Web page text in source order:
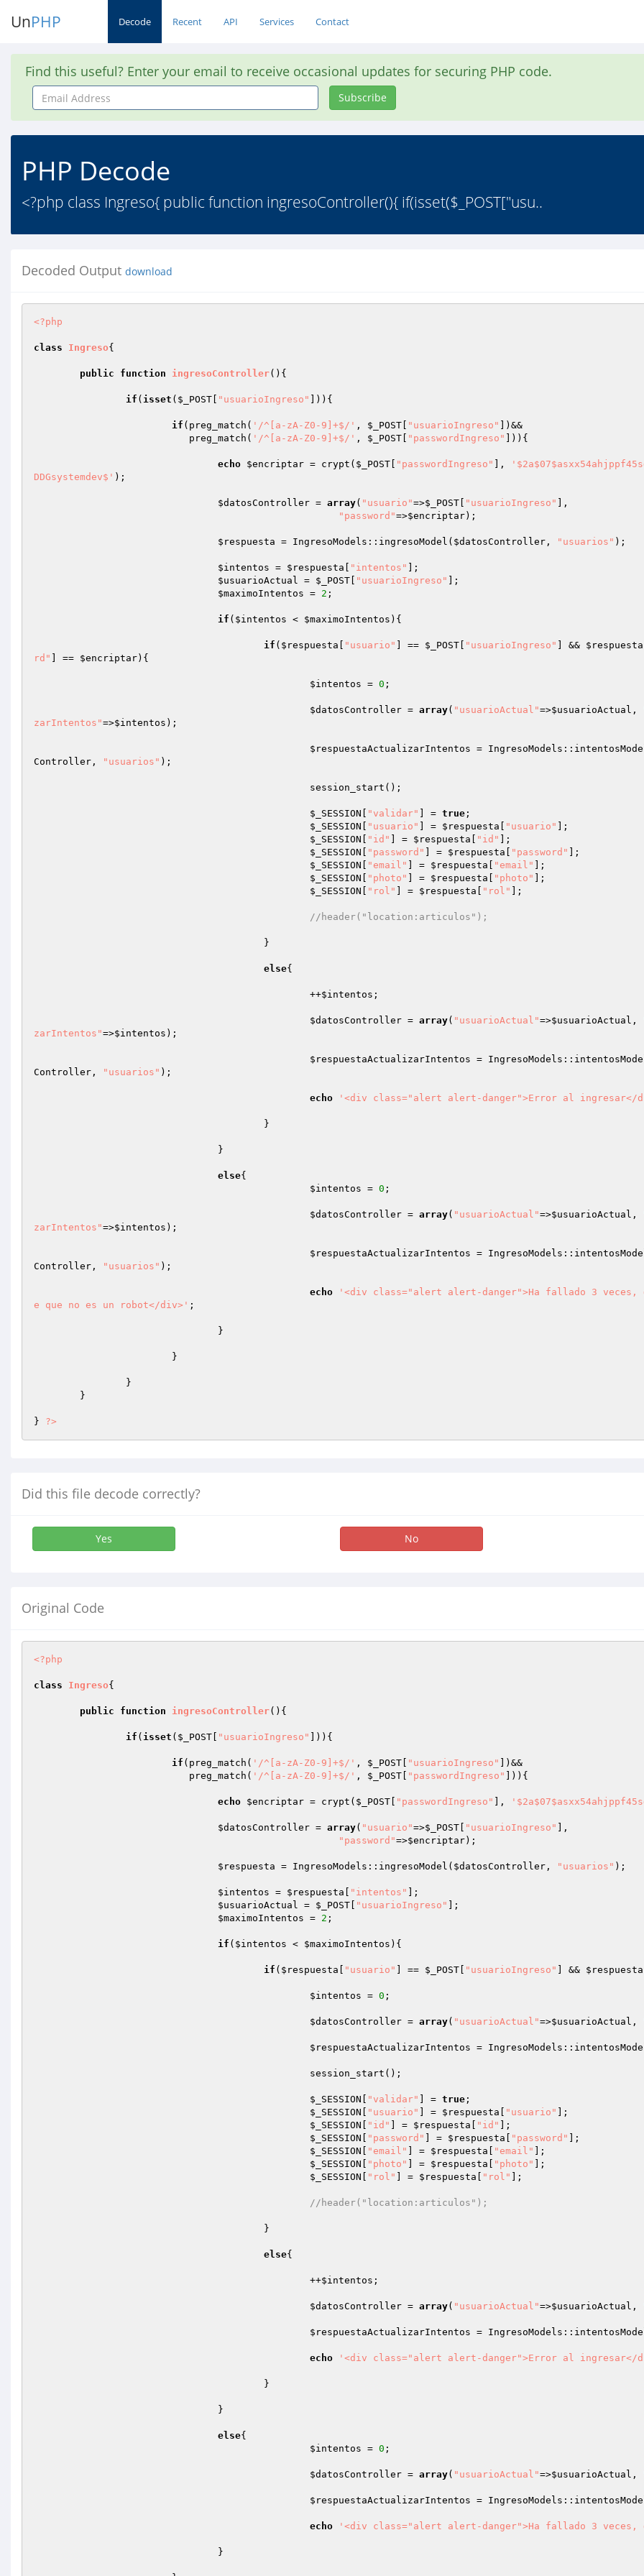
UnPHP Decode Recent API Services Contact
Find this useful? Enter your email to receive occasional updates for securing PHP code.
Email
Address
Subscribe
PHP Decode
<?php class Ingreso{ public function ingresoController(){ if(isset($_POST["usu..
Decoded Output download
<?php
class Ingreso{
public function ingresoController() {
if ( isset ( $_POST "usuarioIngreso" ])){
if (preg_match( '/^[a-zA-Z0-9]+$/' , $_POST "usuarioIngreso"
])&&
			   preg_match(
'/^[a-zA-Z0-9]+$/' , $_POST "passwordIngreso" ])){
echo $encriptar = crypt( $_POST "passwordIngreso" ],
DDGsystemdev$' );
$datosController = array( "usuario"=>$_POST "usuarioIngreso"
],
"password"=>$encriptar);
$respuesta = IngresoModels::ingresoModel( $datosController , "usuarios" );
$intentos = $respuesta "intentos"
];
$usuarioActual = $_POST "usuarioIngreso"
];
$maximoIntentos = 2 ;
if ( $intentos < $maximoIntentos ){
if ( $respuesta "usuario" ] == $_POST "usuarioIngreso" ] && $respuesta
rd"
] == $encriptar){
$intentos = 0 ;
$datosController = array( "usuarioActual"=>$usuarioActual ,
zarIntentos"=>$intentos );
$respuestaActualizarIntentos =
Controller , "usuarios" );
$_SESSION "validar" ] = true ;
$_SESSION
"usuario" ] = $respuesta "usuario"
];
$_SESSION
"id" ] = $respuesta "id"
];
$_SESSION
"password" ] = $respuesta "password"
];
$_SESSION
"email" ] = $respuesta "email"
];
$_SESSION
"photo" ] = $respuesta "photo"
];
$_SESSION
"rol" ] = $respuesta "rol" ];
//header("location:articulos");
else{
						++
$intentos ;
$datosController = array( "usuarioActual"=>$usuarioActual ,
zarIntentos"=>$intentos );
$respuestaActualizarIntentos =
Controller , "usuarios" );
echo '<div class="alert alert-danger">Error al ingresar</
else{
$intentos = 0 ;
$datosController = array( "usuarioActual"=>$usuarioActual ,
zarIntentos"=>$intentos );
$respuestaActualizarIntentos =
Controller , "usuarios" );
echo
'<div class="alert alert-danger">Ha fallado 3 veces,
e que no es un robot</div>' ;
} ?>
Did this file decode correctly?
Yes No
Original Code
<?php
class Ingreso{
public function ingresoController() {
if ( isset ( $_POST "usuarioIngreso" ])){
if (preg_match( '/^[a-zA-Z0-9]+$/' , $_POST "usuarioIngreso"
])&&
			   preg_match(
'/^[a-zA-Z0-9]+$/' , $_POST "passwordIngreso" ])){
echo $encriptar = crypt( $_POST "passwordIngreso" ],
$datosController = array( "usuario"=>$_POST "usuarioIngreso"
],
"password"=>$encriptar);
$respuesta = IngresoModels::ingresoModel( $datosController , "usuarios" );
$intentos = $respuesta "intentos"
];
$usuarioActual = $_POST "usuarioIngreso"
];
$maximoIntentos = 2 ;
if ( $intentos < $maximoIntentos ){
if ( $respuesta "usuario" ] == $_POST "usuarioIngreso" ] && $respuesta
$intentos = 0 ;
$datosController = array( "usuarioActual"=>$usuarioActual ,
$respuestaActualizarIntentos =
$_SESSION "validar" ] = true ;
$_SESSION
"usuario" ] = $respuesta "usuario"
];
$_SESSION
"id" ] = $respuesta "id"
];
$_SESSION
"password" ] = $respuesta "password"
];
$_SESSION
"email" ] = $respuesta "email"
];
$_SESSION
"photo" ] = $respuesta "photo"
];
$_SESSION
"rol" ] = $respuesta "rol" ];
//header("location:articulos");
else{
						++
$intentos ;
$datosController = array( "usuarioActual"=>$usuarioActual ,
$respuestaActualizarIntentos =
echo '<div class="alert alert-danger">Error al ingresar</
else{
$intentos = 0 ;
$datosController = array( "usuarioActual"=>$usuarioActual ,
$respuestaActualizarIntentos =
echo '<div class="alert alert-danger">Ha fallado 3 veces,